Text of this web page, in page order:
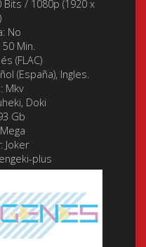
Bits / 1080p (1920 x
No
50 Min.
(FLAC)
(España), Ingles.
Mkv
Doki
Gb
Mega
Joker
plus